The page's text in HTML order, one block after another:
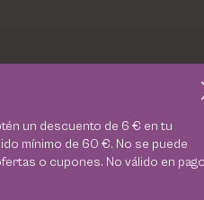
que provocan el acné:
absorbe el sebo y los brillos
que favorecen la
un descuento de 6 € en tu
mínimo de 60 €. No se puede
o cupones. No válido en